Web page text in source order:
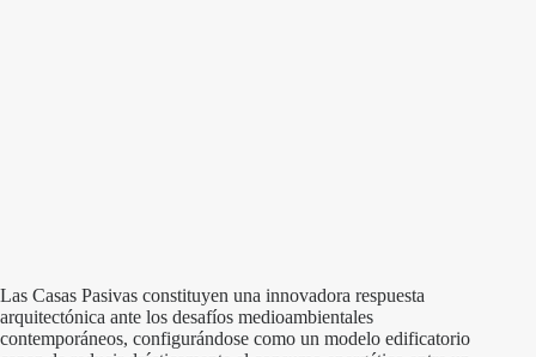
Las Casas Pasivas constituyen una innovadora respuesta
arquitectónica ante los desafíos medioambientales
contemporáneos, configurándose como un modelo edificatorio